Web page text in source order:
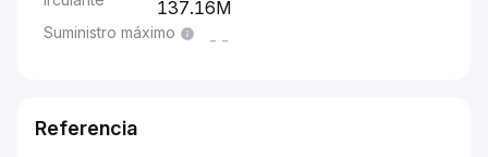
137.16M
Suministro máximo --
Referencia